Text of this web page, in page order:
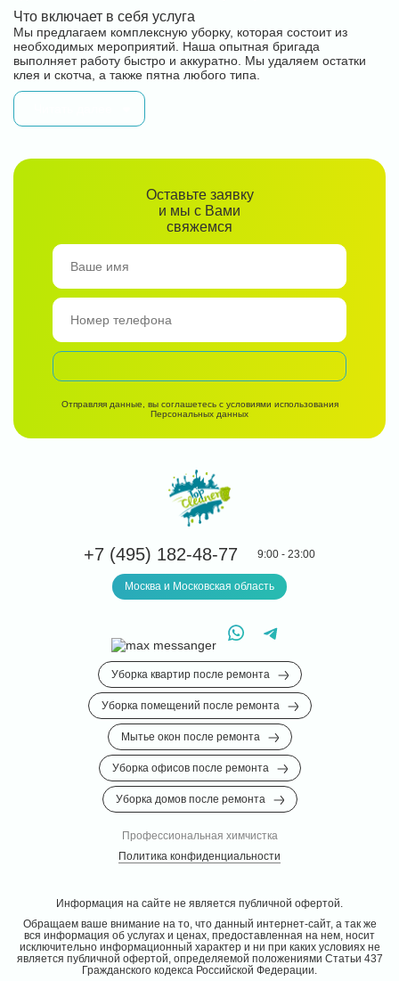
Что включает в себя услуга
Мы предлагаем комплексную уборку, которая состоит из
необходимых мероприятий. Наша опытная бригада
выполняет работу быстро и аккуратно. Мы удаляем остатки
клея и скотча, а также пятна любого типа.
+7 (495) 182-48-77 9:00 - 23:00
Москва и Московская область
Уборка квартир после ремонта
Уборка помещений после ремонта
Мытье окон после ремонта
Уборка офисов после ремонта
Уборка домов после ремонта
Профессиональная химчистка
Политика конфиденциальности
Оставьте заявку
и мы с Вами
свяжемся
Отправляя данные, вы соглашетесь с условиями использования
Персональных данных
Информация на сайте не является публичной офертой.
Обращаем ваше внимание на то, что данный интернет-сайт, а так же
вся информация об услугах и ценах, предоставленная на нем, носит
исключительно информационный характер и ни при каких условиях не
является публичной офертой, определяемой положениями Статьи 437
Гражданского кодекса Российской Федерации.